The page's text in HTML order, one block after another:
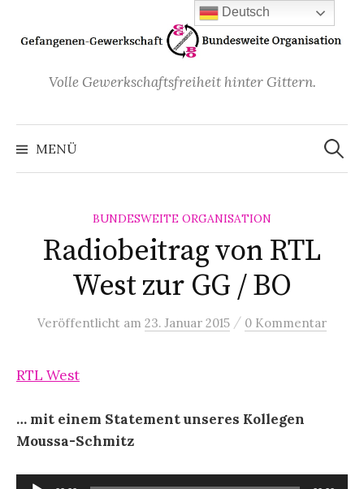
Inhalt
überspringen
Volle Gewerkschaftsfreiheit hinter Gittern.
MENÜ
Suchen
nach:
BUNDESWEITE ORGANISATION
Radiobeitrag von RTL
West zur GG / BO
Veröffentlicht am 23. Januar 2015 / 0 Kommentar
RTL West
… mit einem Statement unseres Kollegen
Moussa-Schmitz
Audio-
Deutsch